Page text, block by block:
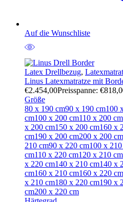
Auf die Wunschliste
Latex Drellbezug,
Linus Latexmatratze mit
€2.454,00Preisspanne:
Größe
80 x 190 cm90 x 190 cm100
cm100 x 200 cm110 x 200 cm
x 200 cm150 x 200 cm160 x
cm190 x 200 cm200 x 200 cm
210 cm90 x 220 cm100 x
cm110 x 220 cm120 x 210 cm
x 220 cm140 x 210 cm140 x
cm160 x 210 cm160 x 220 cm
x 210 cm180 x 220 cm190 x
cm200 x 220 cm